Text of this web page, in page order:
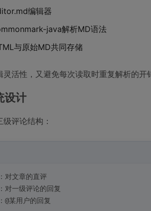
编辑器
java解析MD语法
与原始MD共同存储
灵活性，又避免每次读取时重复解析的开
设计
评论结构：
对文章的直评
对一级评论的回复
@某用户的回复